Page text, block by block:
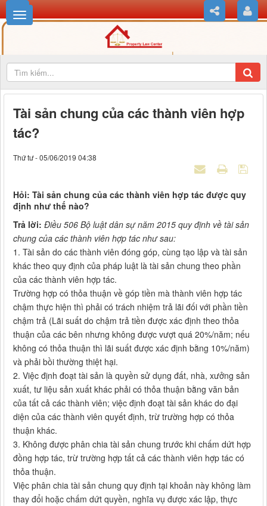
Tài sản chung của các thành viên hợp
tác?
Thứ tư - 05/06/2019 04:38
Hỏi: Tài sản chung của các thành viên hợp tác được quy
định như thế nào?
Trả lời: Điều 506 Bộ luật dân sự năm 2015 quy định về tài sản
chung của các thành viên hợp tác như sau:
1. Tài sản do các thành viên đóng góp, cùng tạo lập và tài sản
khác theo quy định của pháp luật là tài sản chung theo phần
của các thành viên hợp tác.
Trường hợp có thỏa thuận về góp tiền mà thành viên hợp tác
chậm thực hiện thì phải có trách nhiệm trả lãi đối với phần tiền
chậm trả (Lãi suất do chậm trả tiền được xác định theo thỏa
thuận của các bên nhưng không được vượt quá 20%/năm; nếu
không có thỏa thuận thì lãi suất được xác định bằng 10%/năm)
và phải bồi thường thiệt hại.
2. Việc định đoạt tài sản là quyền sử dụng đất, nhà, xưởng sản
xuất, tư liệu sản xuất khác phải có thỏa thuận bằng văn bản
của tất cả các thành viên; việc định đoạt tài sản khác do đại
diện của các thành viên quyết định, trừ trường hợp có thỏa
thuận khác.
3. Không được phân chia tài sản chung trước khi chấm dứt hợp
đồng hợp tác, trừ trường hợp tất cả các thành viên hợp tác có
thỏa thuận.
Việc phân chia tài sản chung quy định tại khoản này không làm
thay đổi hoặc chấm dứt quyền, nghĩa vụ được xác lập, thực